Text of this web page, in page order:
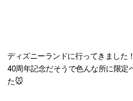
ディズニーランドに行ってきました！
40周年記念だそうで色んな所に限定
た🐭